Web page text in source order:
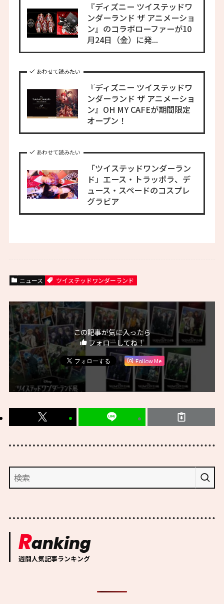
『ディズニー ツイステッドワ
ンダーランド ザ アニメーショ
ン』のコラボローファーが10
月24日（金）に発...
あわせて読みたい
『ディズニー ツイステッドワ
ンダーランド ザ アニメーショ
ン』OH MY CAFEが期間限定
オープン！
あわせて読みたい
「ツイステッドワンダーラン
ド」エース・トラッポラ、デ
ュース・スペードのコスプレ
グラビア
ニュース ツイステッドワンダーランド
この記事が気に入ったら
フォローしてね！
Follow Me
Ranking
週間人気記事ランキング